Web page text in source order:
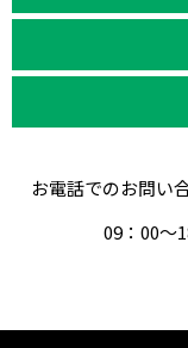
お電話でのお問い
09：00〜